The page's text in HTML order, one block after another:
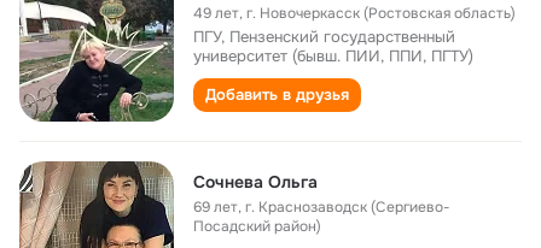
49 лет,г. Новочеркасск (Ростовская область)
ПГУ, Пензенский государственный
университет (бывш. ПИИ, ППИ, ПГТУ)
Добавить в друзья
Сочнева Ольга
69 лет,г. Краснозаводск (Сергиево-
Посадский район)